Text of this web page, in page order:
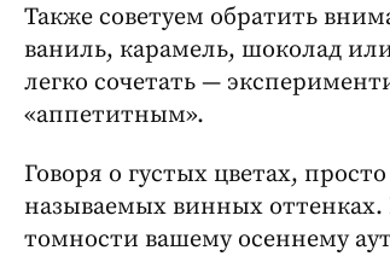
Также советуем обратить
ваниль, карамель, шоколад
легко сочетать —
«аппетитным».
Говоря о густых цветах,
называемых винных
томности вашему осеннему